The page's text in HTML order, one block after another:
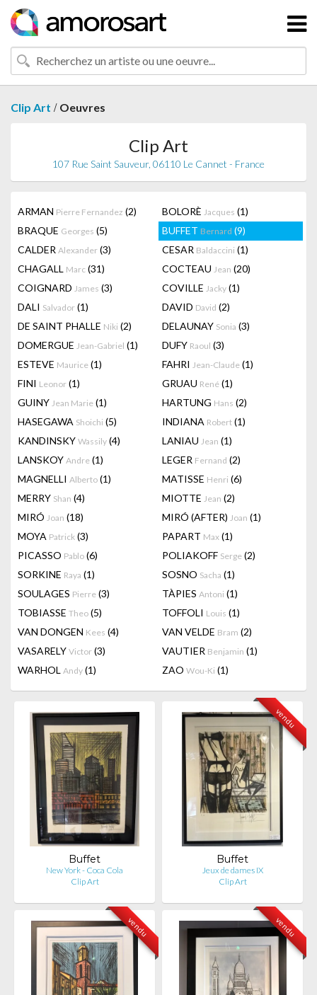
Clip Art / Oeuvres
Clip Art
107 Rue Saint Sauveur, 06110 Le Cannet - France
ARMAN Pierre Fernandez (2) BOLORÈ Jacques (1)
BRAQUE Georges (5) BUFFET Bernard (9)
CALDER Alexander (3) CESAR Baldaccini (1)
CHAGALL Marc (31) COCTEAU Jean (20)
COIGNARD James (3) COVILLE Jacky (1)
DALI Salvador (1) DAVID David (2)
DE SAINT PHALLE Niki (2) DELAUNAY Sonia (3)
DOMERGUE Jean-Gabriel (1) DUFY Raoul (3)
ESTEVE Maurice (1) FAHRI Jean-Claude (1)
FINI Leonor (1) GRUAU René (1)
GUINY Jean Marie (1) HARTUNG Hans (2)
HASEGAWA Shoichi (5) INDIANA Robert (1)
KANDINSKY Wassily (4) LANIAU Jean (1)
LANSKOY Andre (1) LEGER Fernand (2)
MAGNELLI Alberto (1) MATISSE Henri (6)
MERRY Shan (4) MIOTTE Jean (2)
MIRÓ Joan (18) MIRÓ (AFTER) Joan (1)
MOYA Patrick (3) PAPART Max (1)
PICASSO Pablo (6) POLIAKOFF Serge (2)
SORKINE Raya (1) SOSNO Sacha (1)
SOULAGES Pierre (3) TÀPIES Antoni (1)
TOBIASSE Theo (5) TOFFOLI Louis (1)
VAN DONGEN Kees (4) VAN VELDE Bram (2)
VASARELY Victor (3) VAUTIER Benjamin (1)
WARHOL Andy (1) ZAO Wou-Ki (1)
Buffet
New York - Coca Cola
Clip Art
vendu
Buffet
Jeux de dames IX
Clip Art
vendu vendu